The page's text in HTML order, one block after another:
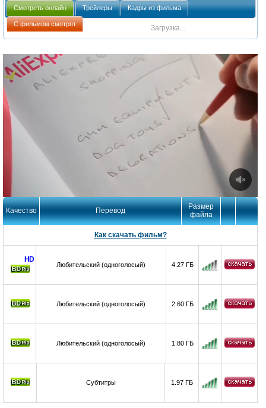
Смотреть онлайн Трейлеры Кадры из фильма
С фильмом смотрят Загрузка...
Качество Перевод
Размер
файла
Как скачать фильм?
HD
Любительский (одноголосый) 4.27 ГБ
Любительский (одноголосый) 2.60 ГБ
Любительский (одноголосый) 1.80 ГБ
Субтитры 1.97 ГБ